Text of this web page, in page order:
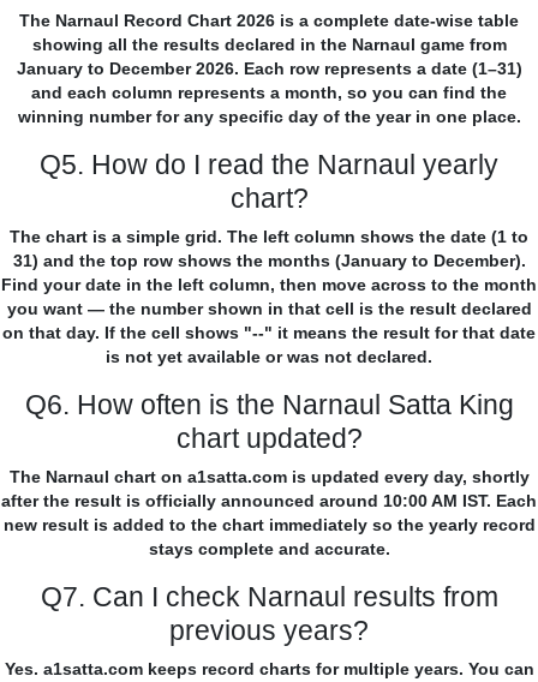
The Narnaul Record Chart 2026 is a complete date-wise table
showing all the results declared in the Narnaul game from
January to December 2026. Each row represents a date (1–31)
and each column represents a month, so you can find the
winning number for any specific day of the year in one place.
Q5. How do I read the Narnaul yearly
chart?
The chart is a simple grid. The left column shows the date (1 to
31) and the top row shows the months (January to December).
Find your date in the left column, then move across to the month
you want — the number shown in that cell is the result declared
on that day. If the cell shows "--" it means the result for that date
is not yet available or was not declared.
Q6. How often is the Narnaul Satta King
chart updated?
The Narnaul chart on a1satta.com is updated every day, shortly
after the result is officially announced around 10:00 AM IST. Each
new result is added to the chart immediately so the yearly record
stays complete and accurate.
Q7. Can I check Narnaul results from
previous years?
Yes. a1satta.com keeps record charts for multiple years. You can